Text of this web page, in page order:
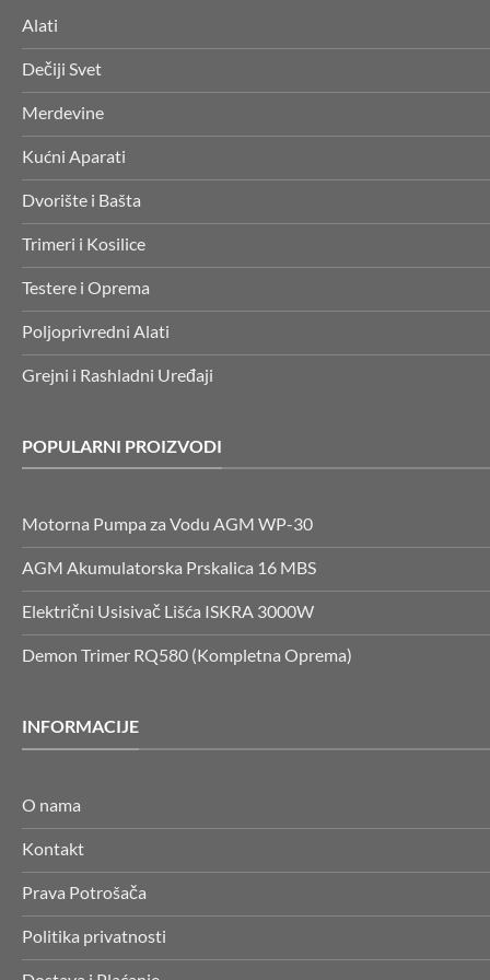
Alati
Dečiji Svet
Merdevine
Kućni Aparati
Dvorište i Bašta
Trimeri i Kosilice
Testere i Oprema
Poljoprivredni Alati
Grejni i Rashladni Uređaji
POPULARNI PROIZVODI
Motorna Pumpa za Vodu AGM WP-30
AGM Akumulatorska Prskalica 16 MBS
Električni Usisivač Lišća ISKRA 3000W
Demon Trimer RQ580 (Kompletna Oprema)
INFORMACIJE
O nama
Kontakt
Prava Potrošača
Politika privatnosti